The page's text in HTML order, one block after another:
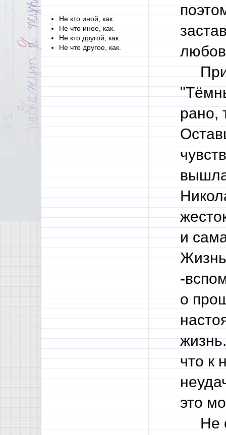
Не кто иной, как.
Не что иное, как.
Не кто другой, как.
Не что другое, как.
рано,
и
-
о
что к
это
Не